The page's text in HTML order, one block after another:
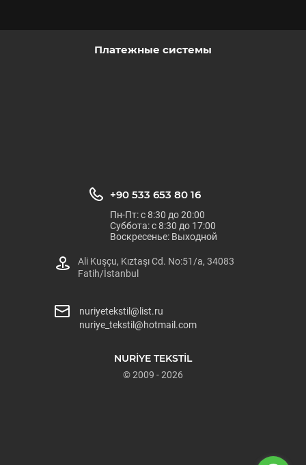
Платежные системы
NURİYE TEKSTİL
© 2009 - 2026
+90 533 653 80 16
Пн-Пт: с 8:30 до 20:00
Суббота: с 8:30 до 17:00
Воскресенье: Выходной
Ali Kuşçu, Kıztaşı Cd. No:51/a, 34083
Fatih/İstanbul
nuriyetekstil@list.ru
nuriye_tekstil@hotmail.com